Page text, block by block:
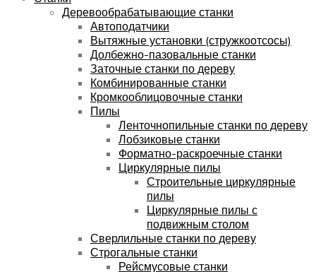
Деревообрабатывающие станки
Автоподатчики
Вытяжные установки (стружкоотсосы)
Долбежно-пазовальные станки
Заточные станки по дереву
Комбинированные станки
Кромкооблицовочные станки
Пилы
Ленточнопильные станки по дереву
Лобзиковые станки
Форматно-раскроечные станки
Циркулярные пилы
Строительные циркулярные
пилы
Циркулярные пилы с
подвижным столом
Сверлильные станки по дереву
Строгальные станки
Рейсмусовые станки